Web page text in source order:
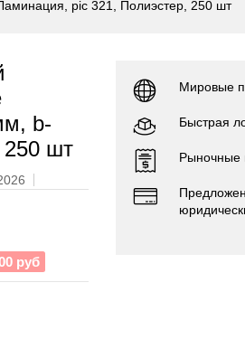
pic 321, Полиэстер, 250 шт
b-
250 шт
руб
Мировые
Быстрая
Рыночные